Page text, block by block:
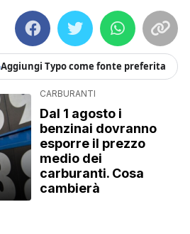
Aggiungi Typo come fonte preferita
CARBURANTI
Dal 1 agosto i
benzinai dovranno
esporre il prezzo
medio dei
carburanti. Cosa
cambierà